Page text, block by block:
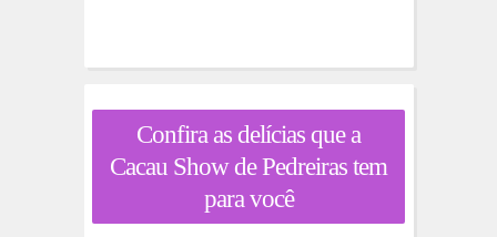
Confira as delícias que a
Cacau Show de Pedreiras tem
para você